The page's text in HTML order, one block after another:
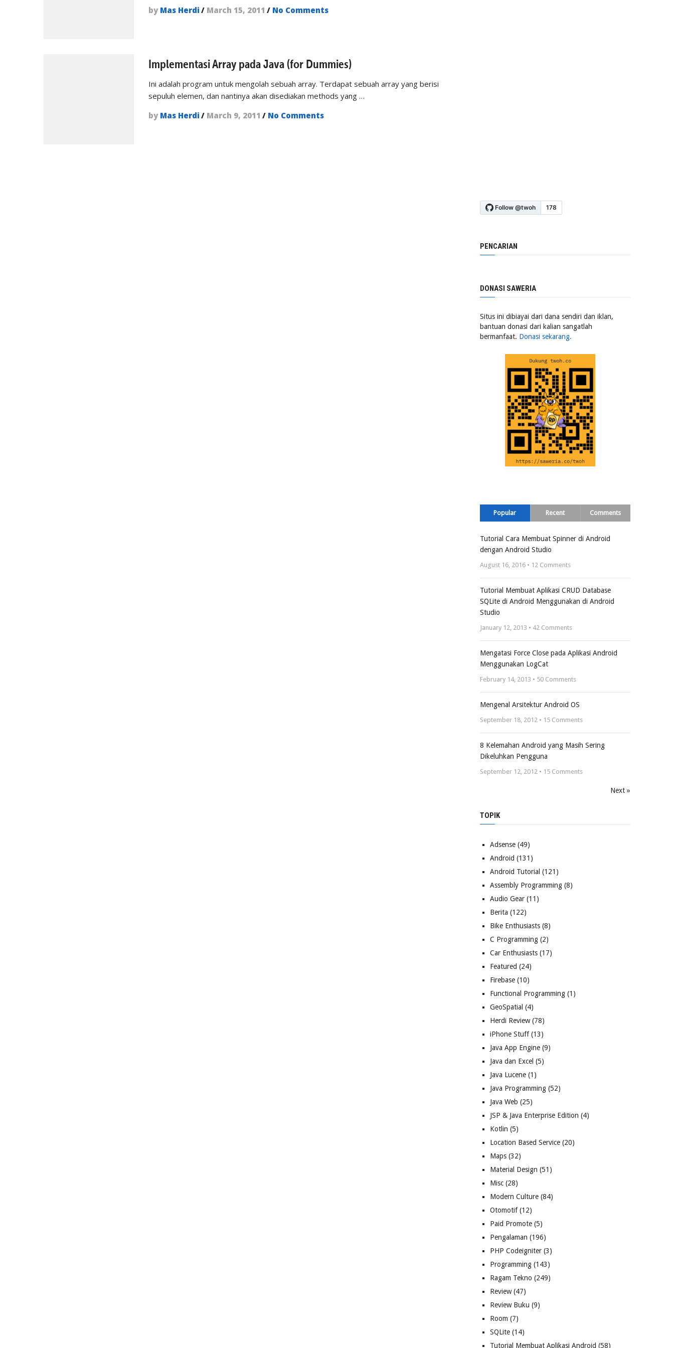
by Mas Herdi / March 15, 2011 / No Comments
Implementasi Array pada Java (for Dummies)
Ini adalah program untuk mengolah sebuah array. Terdapat sebuah array yang berisi
sepuluh elemen, dan nantinya akan disediakan methods yang …
by Mas Herdi / March 9, 2011 / No Comments
PENCARIAN
DONASI SAWERIA
Situs ini dibiayai dari dana sendiri dan iklan,
bantuan donasi dari kalian sangatlah
bermanfaat. Donasi sekarang.
Popular Recent Comments
Tutorial Cara Membuat Spinner di Android
dengan Android Studio
August 16, 2016 • 12 Comments
Tutorial Membuat Aplikasi CRUD Database
SQLite di Android Menggunakan di Android
Studio
January 12, 2013 • 42 Comments
Mengatasi Force Close pada Aplikasi Android
Menggunakan LogCat
February 14, 2013 • 50 Comments
Mengenal Arsitektur Android OS
September 18, 2012 • 15 Comments
8 Kelemahan Android yang Masih Sering
Dikeluhkan Pengguna
September 12, 2012 • 15 Comments
Next »
TOPIK
Adsense (49)
Android (131)
Android Tutorial (121)
Assembly Programming (8)
Audio Gear (11)
Berita (122)
Bike Enthusiasts (8)
C Programming (2)
Car Enthusiasts (17)
Featured (24)
Firebase (10)
Functional Programming (1)
GeoSpatial (4)
Herdi Review(78)
iPhone Stuff(13)
Java App Engine (9)
Java dan Excel (5)
Java Lucene (1)
Java Programming (52)
Java Web (25)
JSP & Java Enterprise Edition (4)
Kotlin (5)
Location Based Service (20)
Maps (32)
Material Design (51)
Misc (28)
Modern Culture (84)
Otomotif(12)
Paid Promote (5)
Pengalaman (196)
PHP Codeigniter (3)
Programming (143)
Ragam Tekno (249)
Review(47)
Review Buku (9)
Room (7)
SQLite (14)
Tutorial Membuat Aplikasi Android (58)